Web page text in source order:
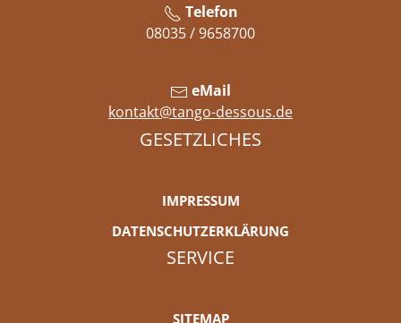
Telefon
08035 / 9658700
eMail
kontakt@tango-dessous.de
GESETZLICHES
IMPRESSUM
DATENSCHUTZERKLÄRUNG
SERVICE
SITEMAP